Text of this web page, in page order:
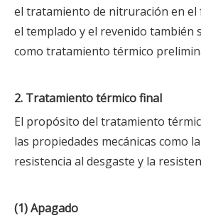
el tratamiento de nitruración en
el templado y el revenido también
como tratamiento térmico
2. Tratamiento térmico final
El propósito del tratamiento
las propiedades mecánicas como
resistencia al desgaste y la
(1) Apagado